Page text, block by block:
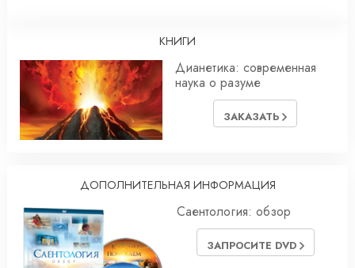
КНИГИ
Дианетика: современная
наука о разуме
ЗАКАЗАТЬ
ДОПОЛНИТЕЛЬНАЯ ИНФОРМАЦИЯ
Саентология: обзор
ЗАПРОСИТЕ DVD